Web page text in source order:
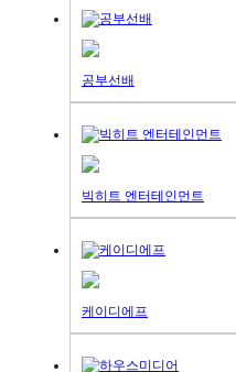
공부선배
빅히트 엔터테인먼트
케이디에프